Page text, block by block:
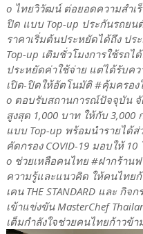
o ไทยวิวัฒน์ ต่อยอดความสำเ
ปิด แบบ Top-up ประกันรถย
ราคาเริ่มต้นประหยัดได้ถึง ป
Top-up เติมชั่วโมงการใช้รถ
ประหยัดค่าใช้จ่าย แต่ได้รับค
เปิด-ปิดให้อัตโนมัติ #คุ้มครอง
o ตอบรับสถานการณ์ปัจจุบัน
สูงสุด 1,000 บาท ให้กับ
แบบ Top-up พร้อมนำรายได้
คัดกรอง COVID-19 มอบให้
o ช่วยเหลือคนไทย #ฝากร้าน
ความรู้และแนวคิด ให้คนไทย
เคน THE STANDARD และ
เข้าแข่งขัน MasterChef
เต็มกำลังใจช่วยคนไทยก้าวข้า